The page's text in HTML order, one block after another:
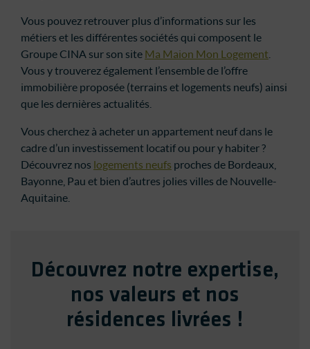
Vous pouvez retrouver plus d’informations sur les
métiers et les différentes sociétés qui composent le
Groupe CINA sur son site Ma Maion Mon Logement
Vous y trouverez également l’ensemble de l’offre
immobilière proposée (terrains et logements neufs) ainsi
que les dernières actualités.
Vous cherchez à acheter un appartement neuf dans le
cadre d’un investissement locatif ou pour y habiter ?
Découvrez nos logements neufs proches de Bordeaux,
Bayonne, Pau et bien d’autres jolies villes de Nouvelle-
Aquitaine.
Découvrez notre expertise,
nos valeurs et nos
résidences livrées !